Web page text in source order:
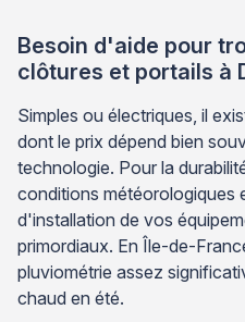
Besoin d'aide pour
clôtures et portails à
Simples ou électriques, il
dont le prix dépend bien
technologie. Pour la
conditions météorologiques
d'installation de vos
primordiaux. En Île-de-
pluviométrie assez
chaud en été.